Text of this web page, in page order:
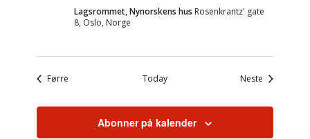
Lagsrommet, Nynorskens hus Rosenkrantz' gate
8, Oslo, Norge
Førre Today NesteHendingar
Abonner på kalender